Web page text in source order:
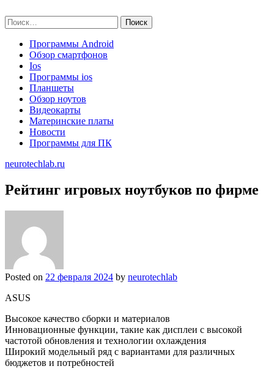
to
content
Найти:
Программы Android
Обзор смартфонов
Ios
Программы ios
Планшеты
Обзор ноутов
Видеокарты
Материнские платы
Новости
Программы для ПК
neurotechlab.ru
Рейтинг игровых ноутбуков по фирме
Posted on 22 февраля 2024 by neurotechlab
ASUS
Высокое качество сборки и материалов
Инновационные функции, такие как дисплеи с высокой
частотой обновления и технологии охлаждения
Широкий модельный ряд с вариантами для различных
бюджетов и потребностей